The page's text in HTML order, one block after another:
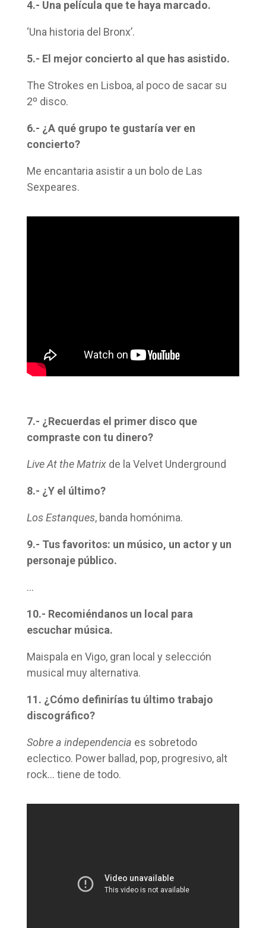
4.- Una película que te haya marcado.
‘Una historia del Bronx’.
5.- El mejor concierto al que has asistido.
The Strokes en Lisboa, al poco de sacar su
2º disco.
6.- ¿A qué grupo te gustaría ver en
concierto?
Me encantaria asistir a un bolo de Las
Sexpeares.
7.- ¿Recuerdas el primer disco que
compraste con tu dinero?
Live At the Matrixde la Velvet Underground
8.- ¿Y el último?
Los Estanques, banda homónima.
9.- Tus favoritos: un músico, un actor y un
personaje público.
…
10.- Recomiéndanos un local para
escuchar música.
Maispala en Vigo, gran local y selección
musical muy alternativa.
11. ¿Cómo definirías tu último trabajo
discográfico?
Sobre a independencia es sobretodo
eclectico. Power ballad, pop, progresivo, alt
rock… tiene de todo.